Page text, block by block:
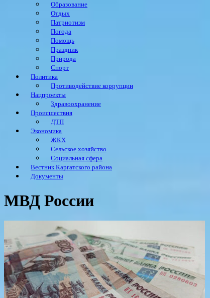
Образование
Отдых
Патриотизм
Погода
Помощь
Праздник
Природа
Спорт
Политика
Противодействие коррупции
Нацпроекты
Здравоохранение
Происшествия
ДТП
Экономика
ЖКХ
Сельское хозяйство
Социальная сфера
Вестник Каргатского района
Документы
МВД России